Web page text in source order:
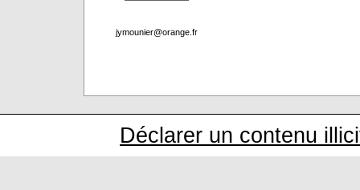
jymounier@orange.fr
Déclarer un contenu